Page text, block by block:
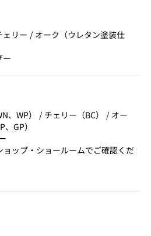
リー / オーク（ウレタン塗装仕
ー
、WP） / チェリー（BC） / オー
GP）
ップ・ショールームでご確認くだ